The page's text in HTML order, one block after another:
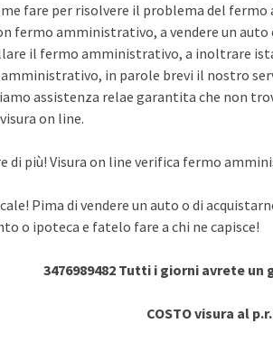
fare per risolvere il problema del
fermo amministrativo, a vendere un
il fermo amministrativo, a inoltrare
in parole brevi il nostro
assistenza relae garantita che non
on line.
di più! Visura on line verifica fermo
Pima di vendere un auto o di
o ipoteca e fatelo fare a chi ne capisce!
3476989482 Tutti i giorni avrete
COSTO visura al